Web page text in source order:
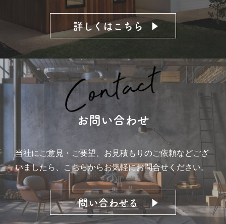
詳しくはこちら
お問い合わせ
当社にご意見・ご要望、お見積もりのご依頼などござ
いましたら、
こちらからお気軽にお問合せください。
問い合わせる